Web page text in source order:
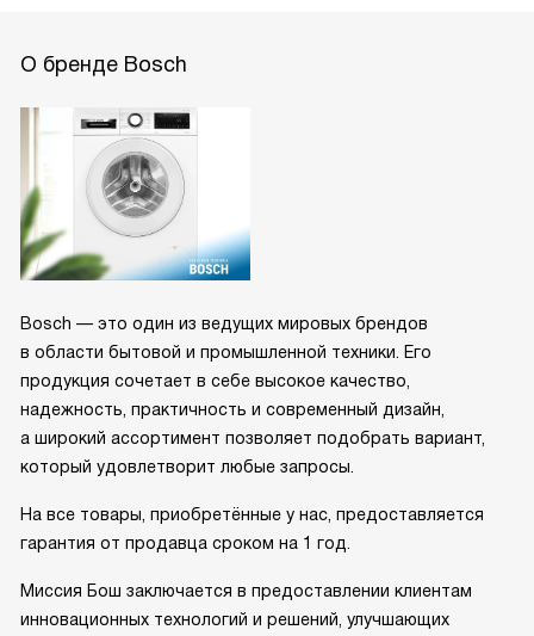
3D Washing — новинка от компании Bosch
ПОСМОТРЕТЬ ВСЕ СТАТЬИ
О бренде Bosch